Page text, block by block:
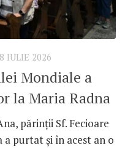
IULIE 2026
Mondiale a
la Maria Radna
părinții Sf. Fecioare
a purtat și în acest an o